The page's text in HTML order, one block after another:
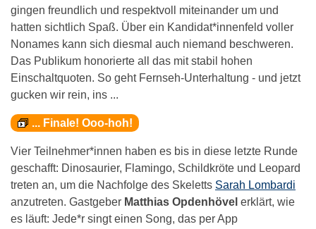
gingen freundlich und respektvoll miteinander um und
hatten sichtlich Spaß. Über ein Kandidat*innenfeld voller
Nonames kann sich diesmal auch niemand beschweren.
Das Publikum honorierte all das mit stabil hohen
Einschaltquoten. So geht Fernseh-Unterhaltung - und jetzt
gucken wir rein, ins ...
... Finale! Ooo-hoh!
Vier Teilnehmer*innen haben es bis in diese letzte Runde
geschafft: Dinosaurier, Flamingo, Schildkröte und Leopard
treten an, um die Nachfolge des Skeletts Sarah Lombardi
anzutreten. Gastgeber Matthias Opdenhövel erklärt, wie
es läuft: Jede*r singt einen Song, das per App